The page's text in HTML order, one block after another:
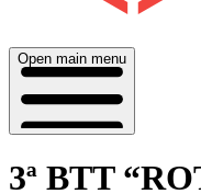
Open main menu
3ª BTT